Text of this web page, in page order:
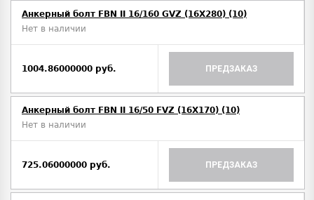
Анкерный болт FBN II 16/160 GVZ (16X280) (10)
Нет в наличии
1004.86000000 руб. ПРЕДЗАКАЗ
Анкерный болт FBN II 16/50 FVZ (16X170) (10)
Нет в наличии
725.06000000 руб. ПРЕДЗАКАЗ